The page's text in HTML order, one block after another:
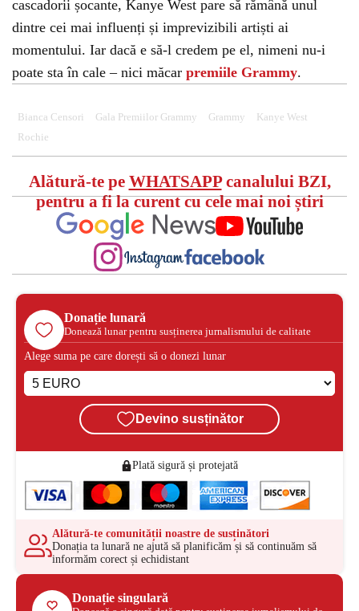
cascadorii șocante, Kanye West pare să rămână unul
dintre cei mai influenți și imprevizibili artiști ai
momentului. Iar dacă e să-l credem pe el, nimeni nu-i
poate sta în cale – nici măcar premiile Grammy.
Bianca Censori Gala Premiilor Grammy Grammy
Kanye West
Rochie
Alătură-te pe WHATSAPPcanalului BZI,
pentru a fi la curent cu cele mai noi știri
Donație lunară
Donează lunar pentru susținerea jurnalismului de calitate
Alege suma pe care dorești să o donezi lunar
Devino susținător
Plată sigură și protejată
Alătură-te comunității noastre de susținători
Donația ta lunară ne ajută să planificăm și să continuăm să
informăm corect și echidistant
Donație singulară